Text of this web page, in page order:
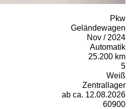
Pkw
Geländewagen
Nov / 2024
Automatik
25.200 km
5
Weiß
Zentrallager
ab ca. 12.08.2026
60900